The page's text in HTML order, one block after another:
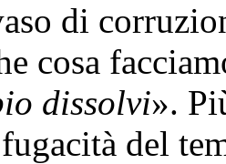
di
cosa
dissolvi».
del